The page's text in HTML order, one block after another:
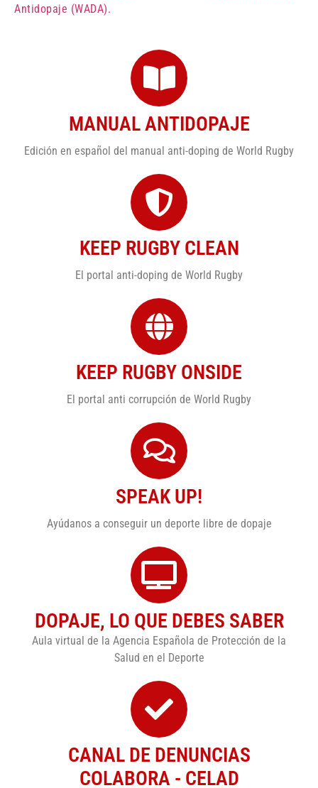
Antidopaje (WADA).
MANUAL ANTIDOPAJE
Edición en español del manual anti-doping de World Rugby
KEEP RUGBY CLEAN
El portal anti-doping de World Rugby
KEEP RUGBY ONSIDE
El portal anti corrupción de World Rugby
SPEAK UP!
Ayúdanos a conseguir un deporte libre de dopaje
DOPAJE, LO QUE DEBES SABER
Aula virtual de la Agencia Española de Protección de la
Salud en el Deporte
CANAL DE DENUNCIAS
COLABORA - CELAD